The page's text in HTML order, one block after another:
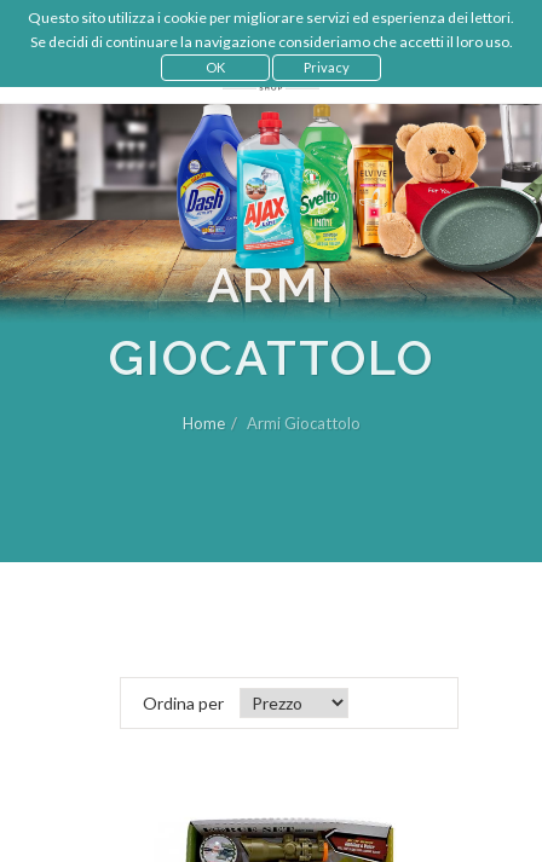
Questo sito utilizza i cookie per migliorare servizi ed esperienza dei lettori.
Se decidi di continuare la navigazione consideriamo che accetti il loro uso.
OK Privacy
€
IT
LOGIN
ARMI
GIOCATTOLO
Home Armi Giocattolo
Ordina per